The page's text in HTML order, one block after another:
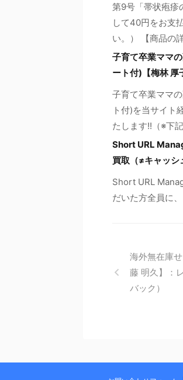
第9号「帯状疱疹
して40円をお支
い。） 【商品の
子育て卒業ママ
ート付)【梅林 厚
子育て卒業ママ
ト付)を当サイト
たします!!（※下
Short URL
買取（≠キャッシ
Short URL
だいた方全員に
海外無在庫
藤 明久】：
バック）